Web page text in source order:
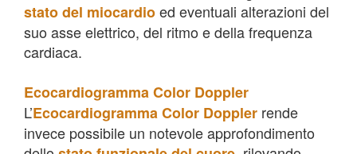
stato del miocardioed eventuali alterazioni del
suo asse elettrico, del ritmo e della frequenza
cardiaca.
Ecocardiogramma Color Doppler
L’Ecocardiogramma Color Doppler rende
invece possibile un notevole approfondimento